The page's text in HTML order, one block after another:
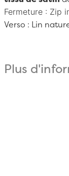
Fermeture : Zip
Verso : Lin
Plus